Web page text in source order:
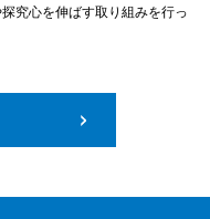
究心を伸ばす取り組みを行っ